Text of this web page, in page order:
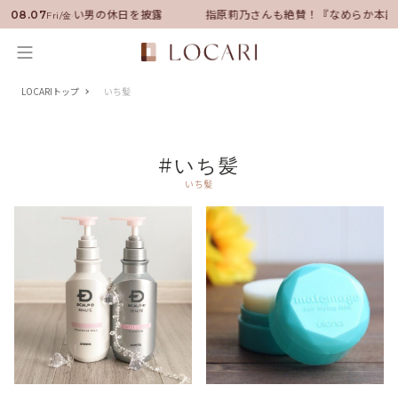
08.07Fri/金
に就任！いい男の休日を披露 指原莉乃さんも絶賛！『なめらか本
LOCARIトップ いち髪
#いち髪
いち髪